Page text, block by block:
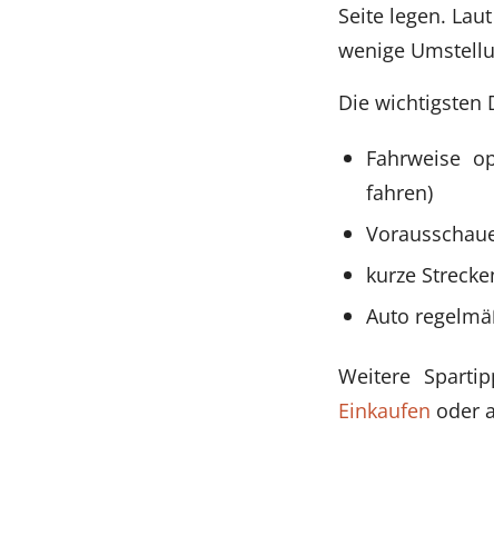
Seite legen.
wenige
Die wichtigsten
Fahrweise
fahren)
kurze
Auto
Weitere
Einkaufen oder